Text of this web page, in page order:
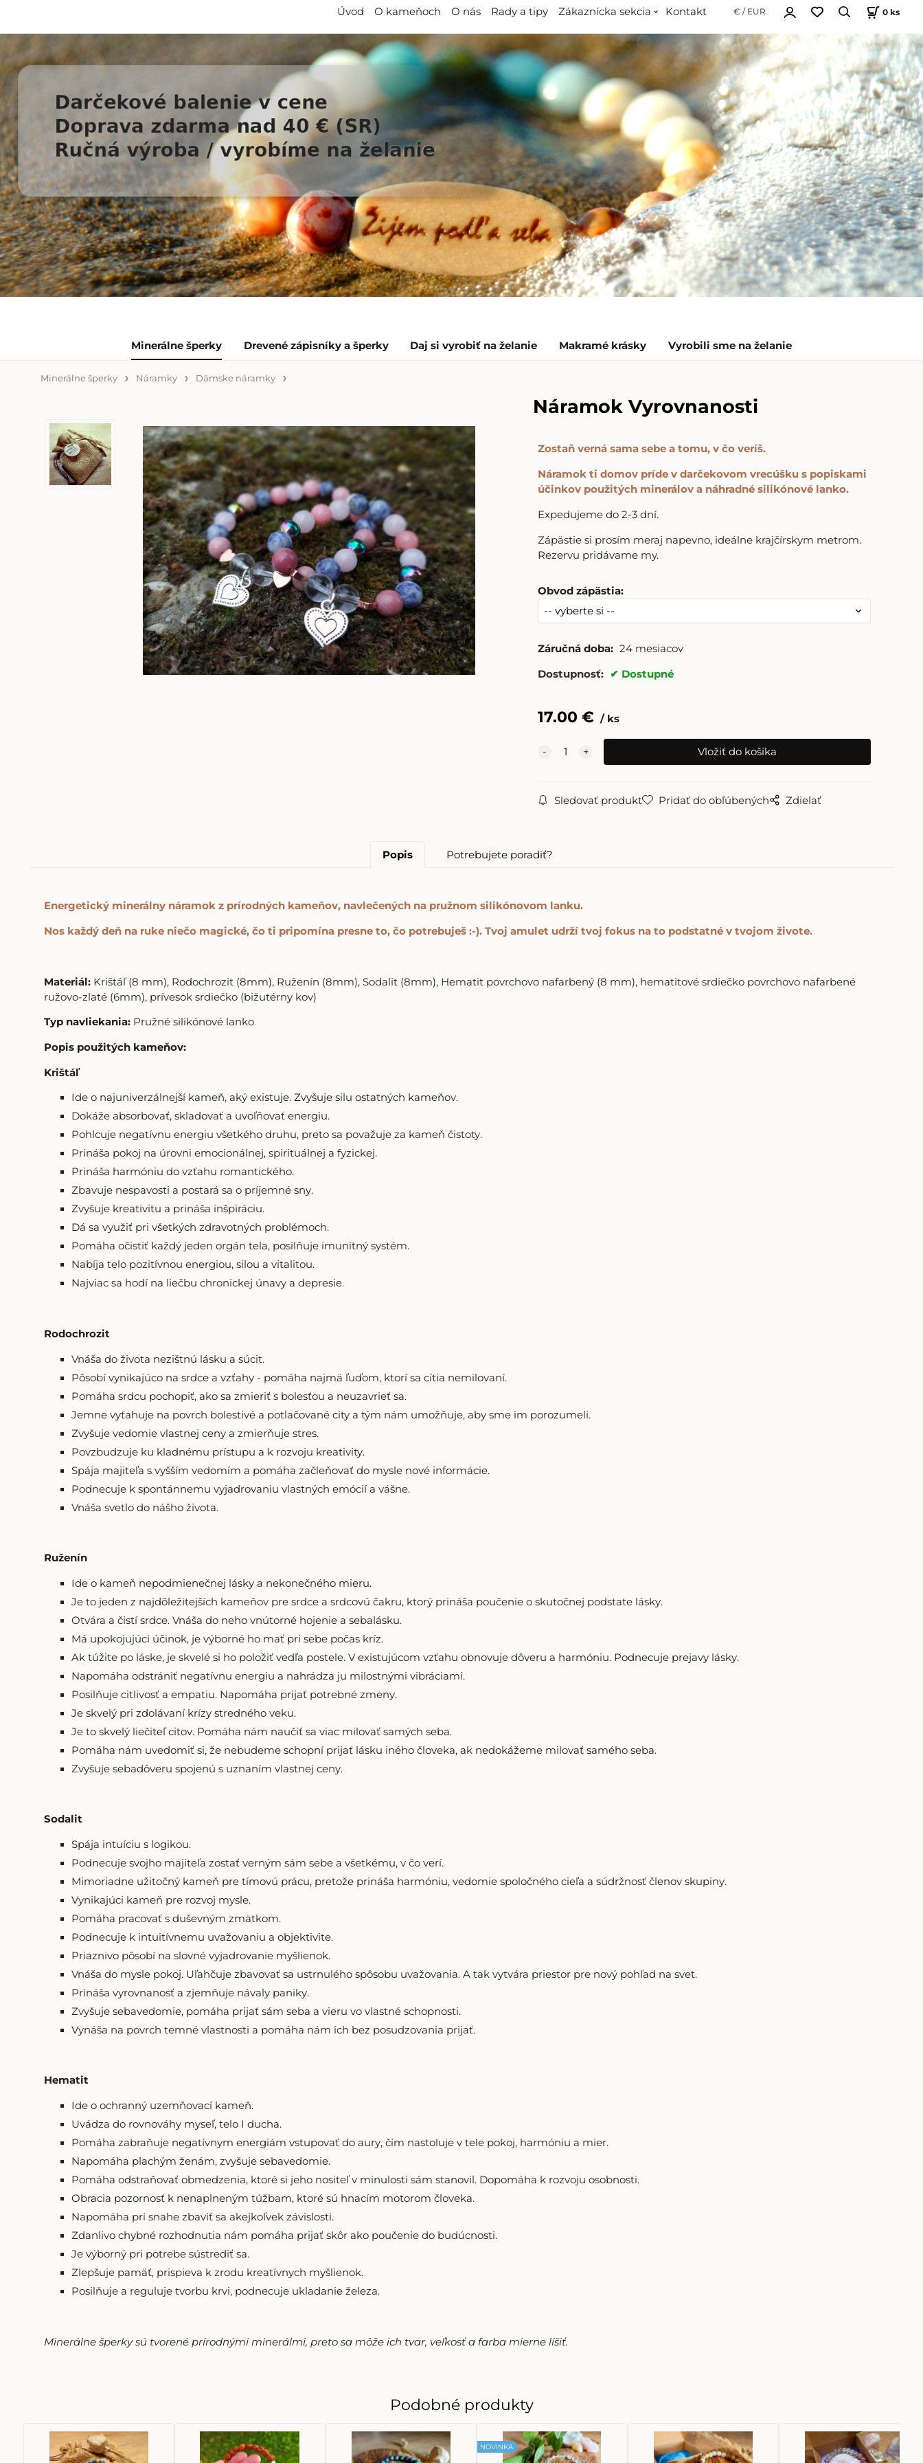
Úvod O kameňoch O nás Rady a tipy Zákaznícka sekcia Kontakt € / EUR 0 ks
Minerálne šperky Drevené zápisníky a šperky Daj si vyrobiť na želanie Makramé krásky Vyrobili sme na želanie
Minerálne šperky Náramky Dámske náramky
Náramok Vyrovnanosti
Zostaň verná sama sebe a tomu, v čo veríš.
Náramok ti domov príde v darčekovom vrecúšku s popiskami
účinkov použitých minerálov a náhradné silikónové lanko.
Expedujeme do 2-3 dní.
Zápästie si prosím meraj napevno, ideálne krajčírskym metrom.
Rezervu pridávame my.
Obvod zápästia:
Záručná doba: 24 mesiacov
Dostupnosť: Dostupné
17.00 € ks
Sledovať produkt Pridať do obľúbených Zdielať
Popis Potrebujete poradiť?
Energetický minerálny náramok z prírodných kameňov, navlečených na pružnom silikónovom lanku.
Nos každý deň na ruke niečo magické, čo ti pripomína presne to, čo potrebuješ :-). Tvoj amulet udrží tvoj fokus na to podstatné v tvojom živote.
Materiál:Krištáľ (8 mm), Rodochrozit (8mm), Ruženín (8mm), Sodalit (8mm), Hematit povrchovo nafarbený (8 mm), hematitové srdiečko povrchovo nafarbené
ružovo-zlaté (6mm), prívesok srdiečko (bižutérny kov)
Typ navliekania:Pružné silikónové lanko
Popis použitých kameňov:
Krištáľ
Ide o najuniverzálnejší kameň, aký existuje. Zvyšuje silu ostatných kameňov.
Dokáže absorbovať, skladovať a uvoľňovať energiu.
Pohlcuje negatívnu energiu všetkého druhu, preto sa považuje za kameň čistoty.
Prináša pokoj na úrovni emocionálnej, spirituálnej a fyzickej.
Prináša harmóniu do vzťahu romantického.
Zbavuje nespavosti a postará sa o príjemné sny.
Zvyšuje kreativitu a prináša inšpiráciu.
Dá sa využiť pri všetkých zdravotných problémoch.
Pomáha očistiť každý jeden orgán tela, posilňuje imunitný systém.
Nabíja telo pozitívnou energiou, silou a vitalitou.
Najviac sa hodí na liečbu chronickej únavy a depresie.
Rodochrozit
Vnáša do života nezištnú lásku a súcit.
Pôsobí vynikajúco na srdce a vzťahy - pomáha najmä ľuďom, ktorí sa cítia nemilovaní.
Pomáha srdcu pochopiť, ako sa zmieriť s bolesťou a neuzavrieť sa.
Jemne vyťahuje na povrch bolestivé a potlačované city a tým nám umožňuje, aby sme im porozumeli.
Zvyšuje vedomie vlastnej ceny a zmierňuje stres.
Povzbudzuje ku kladnému prístupu a k rozvoju kreativity.
Spája majiteľa s vyšším vedomím a pomáha začleňovať do mysle nové informácie.
Podnecuje k spontánnemu vyjadrovaniu vlastných emócií a vášne.
Vnáša svetlo do nášho života.
Ruženín
Ide o kameň nepodmienečnej lásky a nekonečného mieru.
Je to jeden z najdôležitejších kameňov pre srdce a srdcovú čakru, ktorý prináša poučenie o skutočnej podstate lásky.
Otvára a čistí srdce. Vnáša do neho vnútorné hojenie a sebalásku.
Má upokojujúci účinok, je výborné ho mať pri sebe počas kríz.
Ak túžite po láske, je skvelé si ho položiť vedľa postele. V existujúcom vzťahu obnovuje dôveru a harmóniu. Podnecuje prejavy lásky.
Napomáha odstrániť negatívnu energiu a nahrádza ju milostnými vibráciami.
Posilňuje citlivosť a empatiu. Napomáha prijať potrebné zmeny.
Je skvelý pri zdolávaní krízy stredného veku.
Je to skvelý liečiteľ citov. Pomáha nám naučiť sa viac milovať samých seba.
Pomáha nám uvedomiť si, že nebudeme schopní prijať lásku iného človeka, ak nedokážeme milovať samého seba.
Zvyšuje sebadôveru spojenú s uznaním vlastnej ceny.
Sodalit
Spája intuíciu s logikou.
Podnecuje svojho majiteľa zostať verným sám sebe a všetkému, v čo verí.
Mimoriadne užitočný kameň pre tímovú prácu, pretože prináša harmóniu, vedomie spoločného cieľa a súdržnosť členov skupiny.
Vynikajúci kameň pre rozvoj mysle.
Pomáha pracovať s duševným zmätkom.
Podnecuje k intuitívnemu uvažovaniu a objektivite.
Priaznivo pôsobí na slovné vyjadrovanie myšlienok.
Vnáša do mysle pokoj. Uľahčuje zbavovať sa ustrnulého spôsobu uvažovania. A tak vytvára priestor pre nový pohľad na svet.
Prináša vyrovnanosť a zjemňuje návaly paniky.
Zvyšuje sebavedomie, pomáha prijať sám seba a vieru vo vlastné schopnosti.
Vynáša na povrch temné vlastnosti a pomáha nám ich bez posudzovania prijať.
Hematit
Ide o ochranný uzemňovací kameň.
Uvádza do rovnováhy myseľ, telo I ducha.
Pomáha zabraňuje negatívnym energiám vstupovať do aury, čím nastoluje v tele pokoj, harmóniu a mier.
Napomáha plachým ženám, zvyšuje sebavedomie.
Pomáha odstraňovať obmedzenia, ktoré si jeho nositeľ v minulosti sám stanovil. Dopomáha k rozvoju osobnosti.
Obracia pozornosť k nenaplneným túžbam, ktoré sú hnacím motorom človeka.
Napomáha pri snahe zbaviť sa akejkoľvek závislosti.
Zdanlivo chybné rozhodnutia nám pomáha prijať skôr ako poučenie do budúcnosti.
Je výborný pri potrebe sústrediť sa.
Zlepšuje pamäť, prispieva k zrodu kreatívnych myšlienok.
Posilňuje a reguluje tvorbu krvi, podnecuje ukladanie železa.
Minerálne šperky sú tvorené prírodnými minerálmi, preto sa môže ich tvar, veľkosť a farba mierne líšiť.
Podobné produkty
NOVINKA